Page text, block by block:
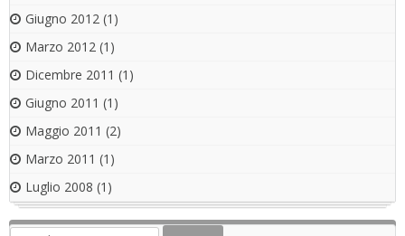
Giugno 2012 (1)
Marzo 2012 (1)
Dicembre 2011 (1)
Giugno 2011 (1)
Maggio 2011 (2)
Marzo 2011 (1)
Luglio 2008 (1)